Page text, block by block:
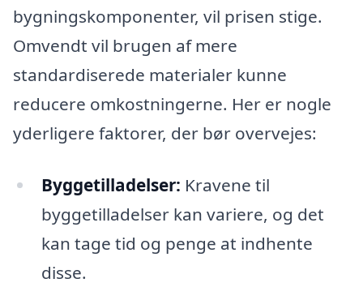
bygningskomponenter, vil prisen stige.
Omvendt vil brugen af mere
standardiserede materialer kunne
reducere omkostningerne. Her er nogle
yderligere faktorer, der bør overvejes:
Byggetilladelser: Kravene til
byggetilladelser kan variere, og det
kan tage tid og penge at indhente
disse.